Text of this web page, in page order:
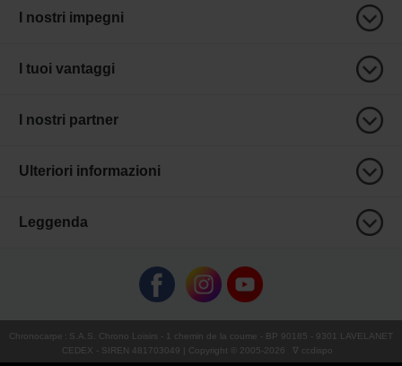
I nostri impegni
I tuoi vantaggi
I nostri partner
Ulteriori informazioni
Leggenda
Chronocarpe : S.A.S. Chrono Loisirs - 1 chemin de la coume - BP 90185 - 9301 LAVELANET
CEDEX - SIREN 481703049 | Copyright © 2005-2026 ∇ ccdispo